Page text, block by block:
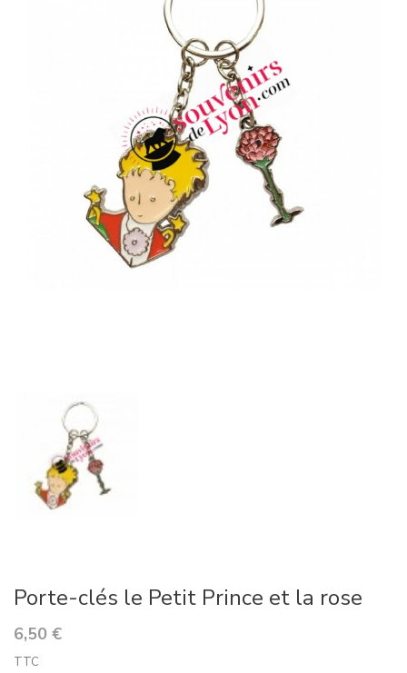
Porte-clés le Petit Prince et la rose
6,50 €
TTC